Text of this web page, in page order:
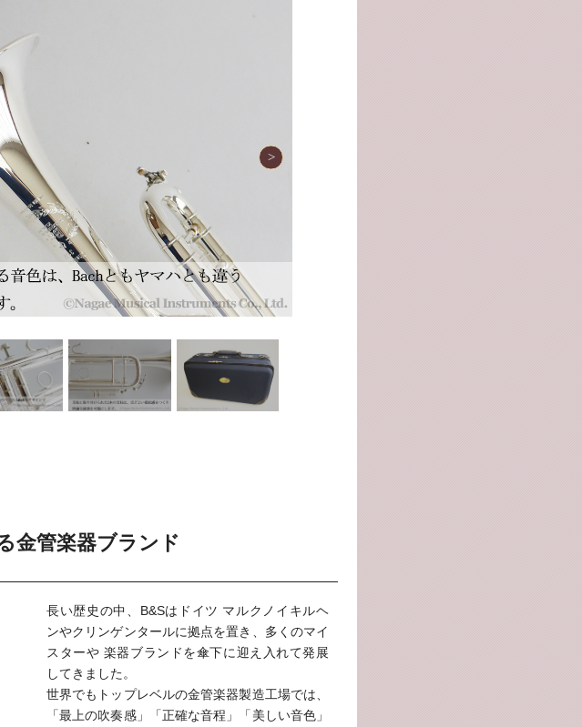
金管楽器ブランド
長い歴史の中、B&Sはドイツ マルクノイキルヘ
ンやクリンゲンタールに拠点を置き、多くのマイ
スターや 楽器ブランドを傘下に迎え入れて発展
してきました。
世界でもトップレベルの金管楽器製造工場では、
「最上の吹奏感」「正確な音程」「美しい音色」